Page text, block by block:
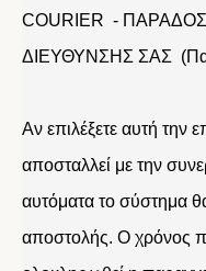
COURIER -
ΔΙΕΥΘΥΝΣΗΣ ΣΑΣ
Αν επιλέξετε αυτή την
αποσταλλεί με την
αυτόματα το σύστημα
αποστολής. Ο χρόνος